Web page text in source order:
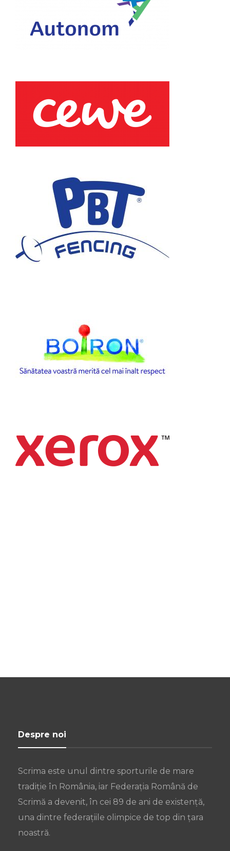
Despre noi
Scrima este unul dintre sporturile de mare
tradiție în România, iar Federația Română de
Scrimă a devenit, în cei 89 de ani de existență,
una dintre federațiile olimpice de top din țara
noastră.